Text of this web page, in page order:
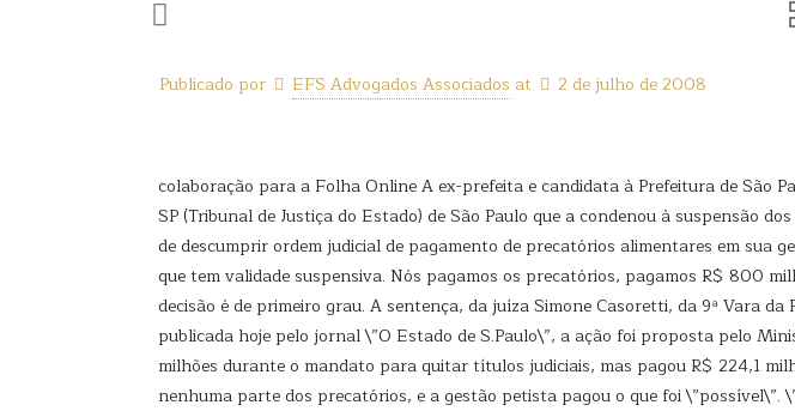
Publicado por EFS Advogados Associados at 2 de julho de 2008
colaboração para a Folha Online A ex-prefeita e candidata à Prefeitura de São
SP (Tribunal de Justiça do Estado) de São Paulo que a condenou à suspensão
de descumprir ordem judicial de pagamento de precatórios alimentares em sua
que tem validade suspensiva. Nós pagamos os precatórios, pagamos R$ 800
decisão é de primeiro grau. A sentença, da juíza Simone Casoretti, da 9ª Vara
publicada hoje pelo jornal \”O Estado de S.Paulo\”, a ação foi proposta pelo
milhões durante o mandato para quitar títulos judiciais, mas pagou R$ 224,1
nenhuma parte dos precatórios, e a gestão petista pagou o que foi